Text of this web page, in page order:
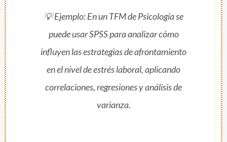
💡Ejemplo:En un TFM de Psicología se
puede usar SPSS para analizar cómo
influyen las estrategias de afrontamiento
en el nivel de estrés laboral, aplicando
correlaciones, regresiones y análisis de
varianza.